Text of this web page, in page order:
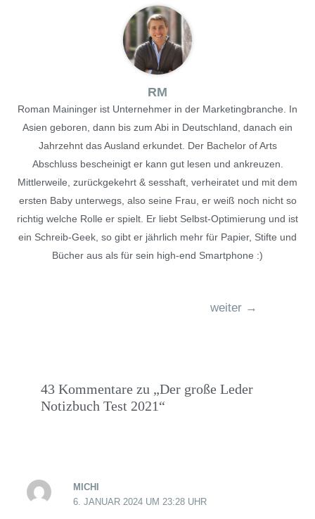
RM
Roman Maininger ist Unternehmer in der Marketingbranche. In
Asien geboren, dann bis zum Abi in Deutschland, danach ein
Jahrzehnt das Ausland erkundet. Der Bachelor of Arts
Abschluss bescheinigt er kann gut lesen und ankreuzen.
Mittlerweile, zurückgekehrt & sesshaft, verheiratet und mit dem
ersten Baby unterwegs, also seine Frau, er weiß noch nicht so
richtig welche Rolle er spielt. Er liebt Selbst-Optimierung und ist
ein Schreib-Geek, so gibt er jährlich mehr für Papier, Stifte und
Bücher aus als für sein high-end Smartphone :)
weiter →
43 Kommentare zu „Der große Leder
Notizbuch Test 2021“
MICHI
6. JANUAR 2024 UM 23:28 UHR